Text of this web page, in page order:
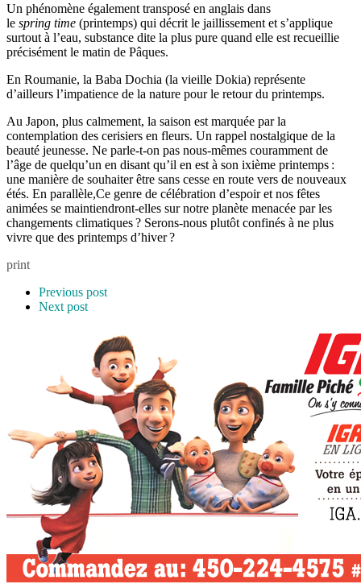
Un phénomène également transposé en anglais dans
le spring time (printemps) qui décrit le jaillissement et s’applique
surtout à l’eau, substance dite la plus pure quand elle est recueillie
précisément le matin de Pâques.
En Roumanie, la Baba Dochia (la vieille Dokia) représente
d’ailleurs l’impatience de la nature pour le retour du printemps.
Au Japon, plus calmement, la saison est marquée par la
contemplation des cerisiers en fleurs. Un rappel nostalgique de la
beauté jeunesse. Ne parle-t-on pas nous-mêmes couramment de
l’âge de quelqu’un en disant qu’il en est à son ixième printemps :
une manière de souhaiter être sans cesse en route vers de nouveaux
étés. En parallèle,Ce genre de célébration d’espoir et nos fêtes
animées se maintiendront-elles sur notre planète menacée par les
changements climatiques ? Serons-nous plutôt confinés à ne plus
vivre que des printemps d’hiver ?
print
Previous post
Next post